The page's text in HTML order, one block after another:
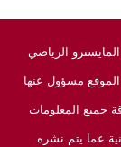
الموقع مسؤول عنها
جميع المعلومات
عما يتم نشره